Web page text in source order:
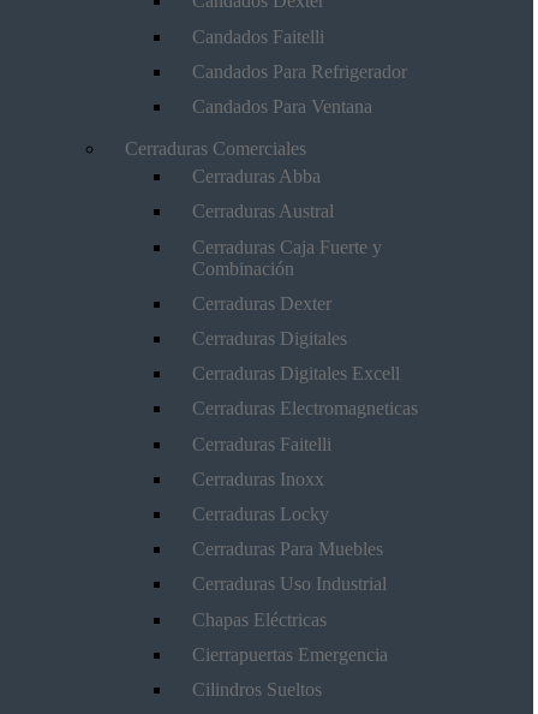
Candados Faitelli
Candados Para Refrigerador
Candados Para Ventana
Cerraduras Comerciales
Cerraduras Abba
Cerraduras Austral
Cerraduras Caja Fuerte y
Combinación
Cerraduras Dexter
Cerraduras Digitales
Cerraduras Digitales Excell
Cerraduras Electromagneticas
Cerraduras Faitelli
Cerraduras Inoxx
Cerraduras Locky
Cerraduras Para Muebles
Cerraduras Uso Industrial
Chapas Eléctricas
Cierrapuertas Emergencia
Cilindros Sueltos